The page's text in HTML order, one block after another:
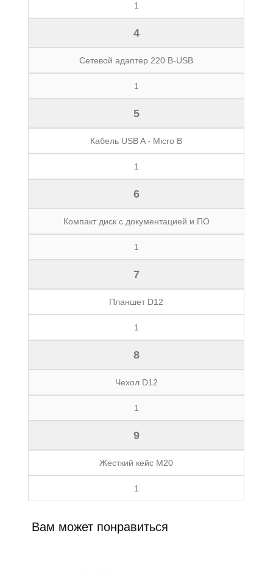
1
4
Сетевой адаптер 220 В-USB
1
5
Кабель USB A - Micro B
1
6
Компакт диск с документацией и ПО
1
7
Планшет D12
1
8
Чехол D12
1
9
Жесткий кейс М20
1
Вам может понравиться